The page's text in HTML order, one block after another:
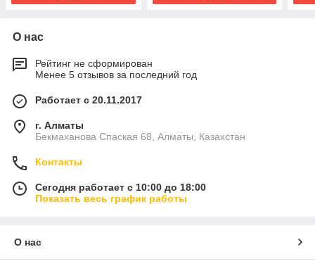
О нас
Рейтинг не сформирован
Менее 5 отзывов за последний год
Работает с 20.11.2017
г. Алматы
Бекмаханова Спаская 68, Алматы, Казахстан
Контакты
Сегодня работает с 10:00 до 18:00
Показать весь график работы
О нас